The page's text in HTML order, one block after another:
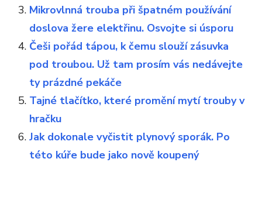
Mikrovlnná trouba při špatném používání
doslova žere elektřinu. Osvojte si úsporu
Češi pořád tápou, k čemu slouží zásuvka
pod troubou. Už tam prosím vás nedávejte
ty prázdné pekáče
Tajné tlačítko, které promění mytí trouby v
hračku
Jak dokonale vyčistit plynový sporák. Po
této kúře bude jako nově koupený